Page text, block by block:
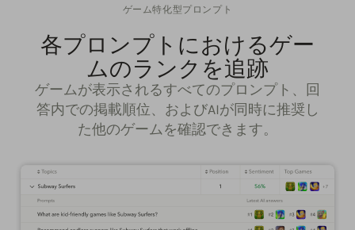
ゲーム特化型プロンプト
各プロンプトにおけるゲー
ムのランクを追跡
ゲームが表示されるすべてのプロンプト、回
答内での掲載順位、およびAIが同時に推奨し
た他のゲームを確認できます。